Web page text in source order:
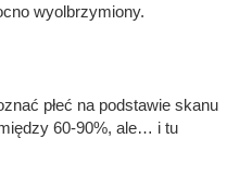
wyolbrzymiony.
płeć na podstawie skanu
60-90%, ale… i tu